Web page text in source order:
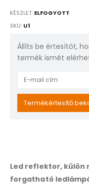
KÉSZLET: ELFOGYOTT
SKU: U1
Állíts be értesítőt,
termék ismét
Enter
email
address
for
this
Termékértesítő
Led reflektor, külön
forgatható